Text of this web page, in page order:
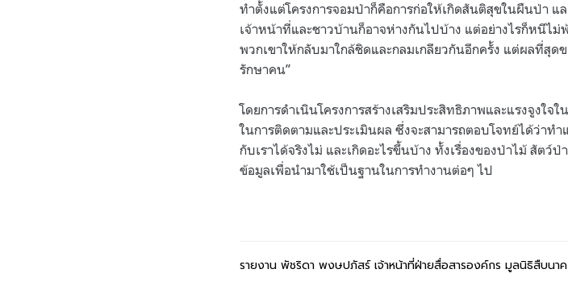
ทำตั้งแต่โครงการจอมป่าก็คือการก่อให้เกิดสันติสุขในผืนป่า
เจ้าหน้าที่และชาวบ้านก็อาจห่างกันไปบ้าง แต่อย่างไรก็หนีไม่
พวกเขาให้กลับมาใกล้ชิดและกลมเกลียวกันอีกครั้ง แต่ผลที่สุด
รักษาคน”
โดยการดำเนินโครงการสร้างเสริมประสิทธิภาพและแรงจูงใ
ในการติดตามและประเมินผล ซึ่งจะสามารถตอบโจทย์ได้ว่าท
กับเราได้จริงไม่ และเกิดอะไรขึ้นบ้าง ทั้งเรื่องของป่าไม้ สัต
ข้อมูลเพื่อนำมาใช้เป็นฐานในการทำงานต่อๆ ไป
รายงาน พัชริดา พงษปภัสร์ เจ้าหน้าที่ฝ่ายสื่อสารองค์กร มูลนิธิสืบนาค